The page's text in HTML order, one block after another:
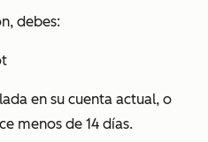
debes:
en su cuenta actual, o
menos de 14 días.